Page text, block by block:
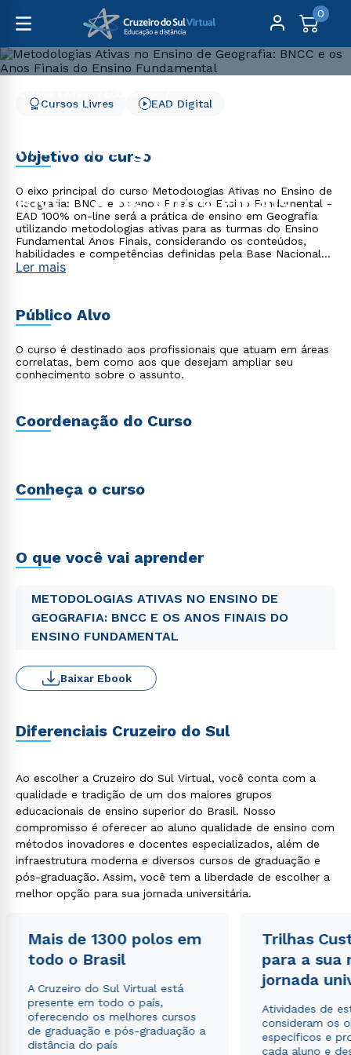
0
Metodologias Ativas no Ensino de Geografia: BNCC e os
Metodologias Ativas no
Ensino de Geografia:
BNCC e os Anos Finais do
Ensino Fundamental
Cursos Livres EAD Digital
Objetivo do curso
O eixo principal do curso Metodologias Ativas no Ensino de
Geografia: BNCC e os Anos Finais do Ensino Fundamental -
EAD 100% on-line será a prática de ensino em Geografia
utilizando metodologias ativas para as turmas do Ensino
Fundamental Anos Finais, considerando os conteúdos,
habilidades e competências definidas pela Base Nacional
Comum Curricular (BNCC), de maneira prática, crítica e
Ler mais
Público Alvo
O curso é destinado aos profissionais que atuam em áreas
correlatas, bem como aos que desejam ampliar seu
conhecimento sobre o assunto.
Coordenação do Curso
Conheça o curso
O que você vai aprender
METODOLOGIAS ATIVAS NO ENSINO DE
GEOGRAFIA: BNCC E OS ANOS FINAIS DO
ENSINO FUNDAMENTAL
Baixar Ebook
Diferenciais Cruzeiro do Sul
Ao escolher a Cruzeiro do Sul Virtual, você conta com a
qualidade e tradição de um dos maiores grupos
educacionais de ensino superior do Brasil. Nosso
compromisso é oferecer ao aluno qualidade de ensino com
métodos inovadores e docentes especializados, além de
infraestrutura moderna e diversos cursos de graduação e
pós-graduação. Assim, você tem a liberdade de escolher a
melhor opção para sua jornada universitária.
Mais de 1300 polos em
todo o Brasil
A Cruzeiro do Sul Virtual está
presente em todo o país,
oferecendo os melhores cursos
de graduação e pós-graduação a
distância do país
Trilhas
para a sua
jornada
Atividades de
consideram os
específicos e
cada aluno e